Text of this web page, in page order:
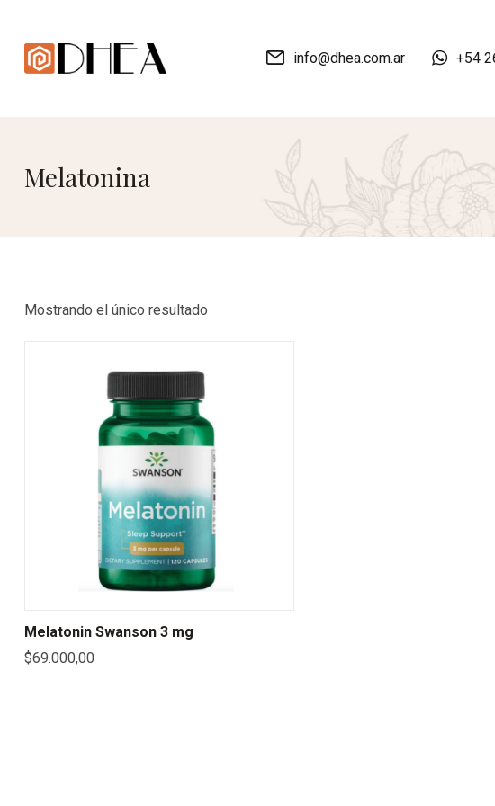
info@dhea.com.ar +54
Melatonina
Mostrando el único resultado
Melatonin Swanson 3 mg
$69.000,00